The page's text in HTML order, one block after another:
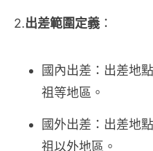
2.出差範圍定義 ：
國內出差：出差地
祖等地區。
國外出差：出差地
祖以外地區。